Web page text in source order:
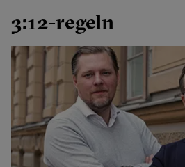
3:12-regeln